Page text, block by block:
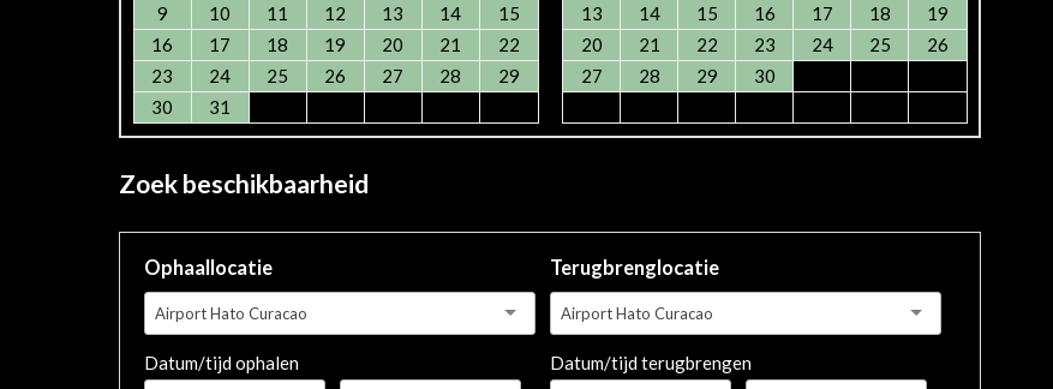
9
10 11 12 13 14
15
16
17 18 19 20 21
22
23
24 25 26 27 28
29
30
31
13
14 15 16 17 18
19
20
21 22 23 24 25
26
27
28 29 30
Zoek beschikbaarheid
Ophaallocatie
Airport Hato Curacao
Datum/tijd ophalen
Terugbrenglocatie
Airport Hato Curacao
Datum/tijd terugbrengen